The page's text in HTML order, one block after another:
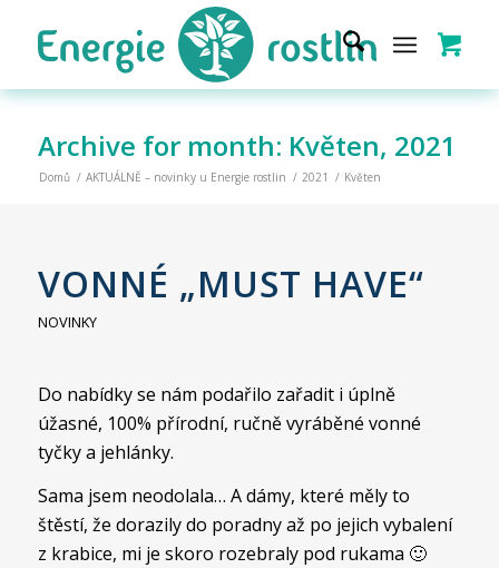
Archive for month: Květen, 2021
Domů / AKTUÁLNĚ – novinky u Energie rostlin / 2021 / Květen
VONNÉ „MUST HAVE“
NOVINKY
Do nabídky se nám podařilo zařadit i úplně
úžasné, 100% přírodní, ručně vyráběné vonné
tyčky a jehlánky.
Sama jsem neodolala… A dámy, které měly to
štěstí, že dorazily do poradny až po jejich vybalení
z krabice, mi je skoro rozebraly pod rukama 🙂